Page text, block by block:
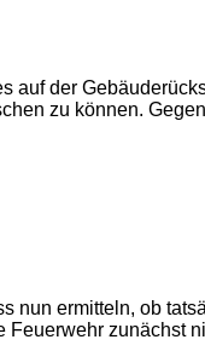
der
zu können.
ermitteln, ob
zunächst
2